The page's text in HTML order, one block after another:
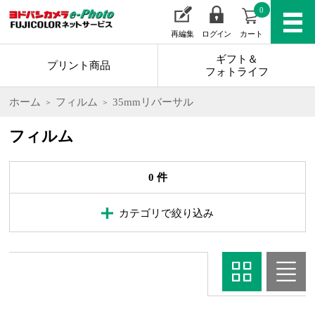
再編集 ログイン カート
0
プリント商品
ギフト＆
フォトライフ
ホーム フィルム 35mmリバーサル
フィルム
0 件
カテゴリで絞り込み